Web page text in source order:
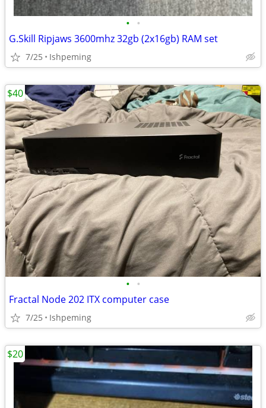
• •
G.Skill Ripjaws 3600mhz 32gb (2x16gb) RAM set
7/25 Ishpeming
• •
Fractal Node 202 ITX computer case
7/25 Ishpeming
$40
$20